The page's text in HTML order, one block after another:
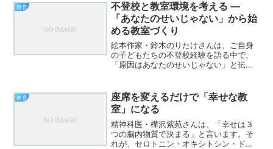
寧に選び人の温かさを信じ...
教育
不登校と教室環境を考える ―
「あなたのせいじゃない」から始
める教室づくり
絵本作家・鈴木のりたけさんは、ご自身
の子どもたちの不登校経験を語る中で、
「原因はあなたのせいじゃない」と伝え
心して過ごせる居場所があることが第一
歩であると。 私たちが向...
教育
座席を変えるだけで「幸せな教
室」になる
精神科医・樺沢紫苑さんは、「幸せは３
つの脳内物質で決まる」と言います。そ
れが、セロトニン・オキシトシン・ドー